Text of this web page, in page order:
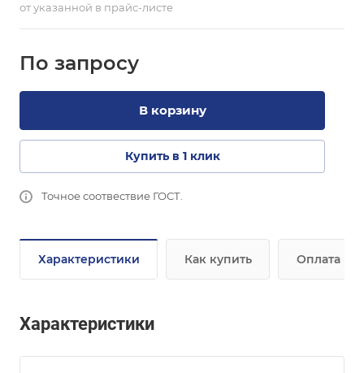
от указанной в прайс-листе
По запросу
В корзину
Купить в 1 клик
Точное соотвествие ГОСТ.
Характеристики Как купить Оплата
Характеристики